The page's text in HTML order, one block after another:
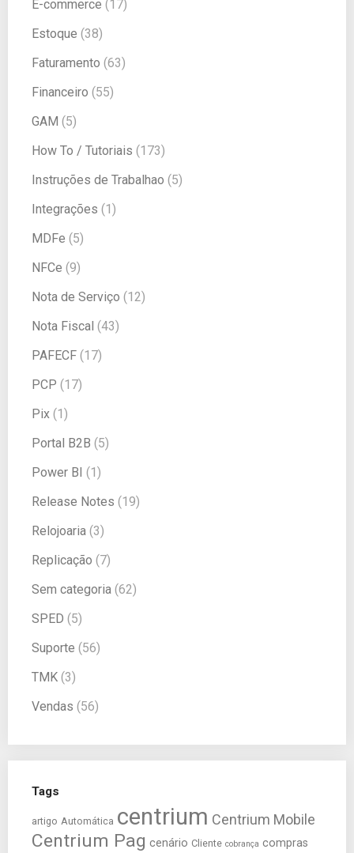
E-commerce (17)
Estoque (38)
Faturamento (63)
Financeiro (55)
GAM (5)
How To / Tutoriais (173)
Instruções de Trabalhao (5)
Integrações (1)
MDFe (5)
NFCe (9)
Nota de Serviço (12)
Nota Fiscal (43)
PAFECF (17)
PCP (17)
Pix (1)
Portal B2B (5)
Power BI (1)
Release Notes (19)
Relojoaria (3)
Replicação (7)
Sem categoria (62)
SPED (5)
Suporte (56)
TMK (3)
Vendas (56)
Tags
artigo Automática centrium Centrium Mobile
Centrium Pag cenário Cliente cobrança compras